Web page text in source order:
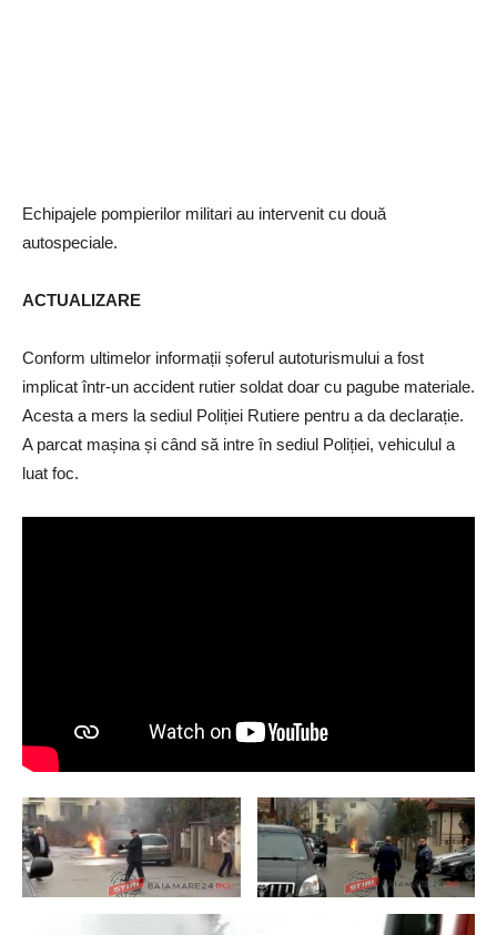
Echipajele pompierilor militari au intervenit cu două
autospeciale.
ACTUALIZARE
Conform ultimelor informații șoferul autoturismului a fost
implicat într-un accident rutier soldat doar cu pagube materiale.
Acesta a mers la sediul Poliției Rutiere pentru a da declarație.
A parcat mașina și când să intre în sediul Poliției, vehiculul a
luat foc.